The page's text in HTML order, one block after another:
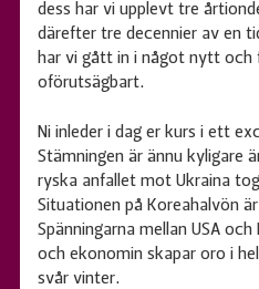
dess har vi upplevt tre
därefter tre decennier av en
har vi gått in i något nytt
oförutsägbart.
Ni inleder i dag er kurs i ett
Stämningen är ännu kyligare
ryska anfallet mot Ukraina
Situationen på Koreahalvön
Spänningarna mellan USA
och ekonomin skapar oro i
svår vinter.